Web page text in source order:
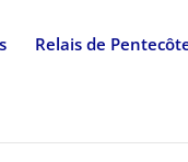
Relais de